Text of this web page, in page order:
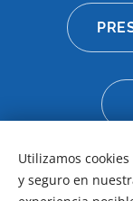
Utilizamos
y seguro en